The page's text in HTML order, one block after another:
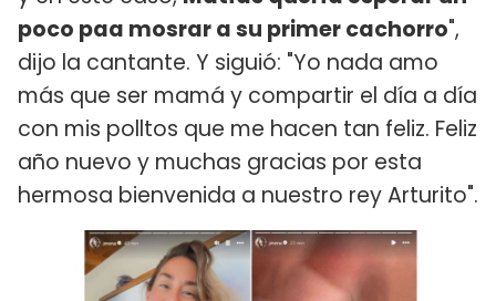
poco paa mosrar a su primer cachorro",
dijo la cantante. Y siguió: "Yo nada amo
más que ser mamá y compartir el día a día
con mis polltos que me hacen tan feliz. Feliz
año nuevo y muchas gracias por esta
hermosa bienvenida a nuestro rey Arturito".